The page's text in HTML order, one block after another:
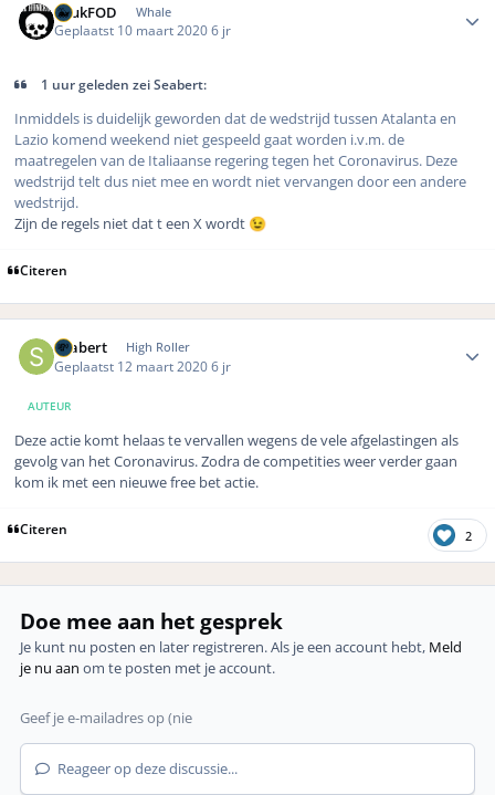
LuukFOD Whale
Geplaatst 10 maart 20206 jr
1 uur geleden zei Seabert:
Inmiddels is duidelijk geworden dat de wedstrijd tussen Atalanta en
Lazio komend weekend niet gespeeld gaat worden i.v.m. de
maatregelen van de Italiaanse regering tegen het Coronavirus. Deze
wedstrijd telt dus niet mee en wordt niet vervangen door een andere
wedstrijd.
Zijn de regels niet dat t een X wordt 😉
Citeren
Seabert High Roller
Geplaatst 12 maart 20206 jr
AUTEUR
Deze actie komt helaas te vervallen wegens de vele afgelastingen als
gevolg van het Coronavirus. Zodra de competities weer verder gaan
kom ik met een nieuwe free bet actie.
Citeren 2
Doe mee aan het gesprek
Je kunt nu posten en later registreren. Als je een account hebt, Meld
je nu aan om te posten met je account.
Reageer op deze discussie...